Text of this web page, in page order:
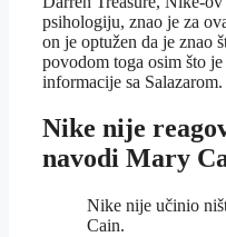
psihologiju, znao je za
on je optužen da je znao
povodom toga osim što
informacije sa Salazarom.
Nike nije
navodi Mary
Nike nije učinio
Cain.